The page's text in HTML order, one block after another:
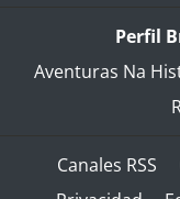
Perfil
Aventuras Na
Canales RSS